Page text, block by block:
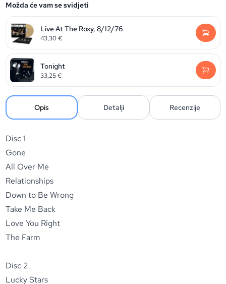
Možda će vam se svidjeti
Live At The Roxy, 8/12/76
43,30€
Tonight
33,25€
Opis Detalji Recenzije
Disc 1
Gone
All Over Me
Relationships
Down to Be Wrong
Take Me Back
Love You Right
The Farm
Disc 2
Lucky Stars